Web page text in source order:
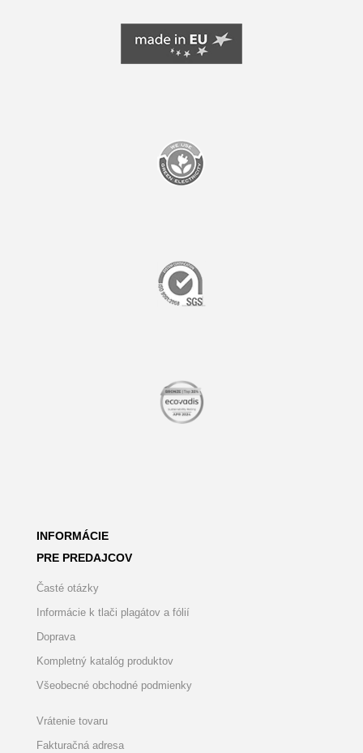
INFORMÁCIE
PRE PREDAJCOV
Časté otázky
Informácie k tlači plagátov a fólií
Doprava
Kompletný katalóg produktov
Všeobecné obchodné podmienky
Vrátenie tovaru
Fakturačná adresa